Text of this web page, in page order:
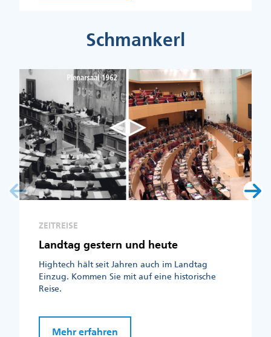
Schmankerl
ZEITREISE
Landtag gestern und heute
Hightech hält seit Jahren auch im Landtag
Einzug. Kommen Sie mit auf eine historische
Reise.
Mehr erfahren